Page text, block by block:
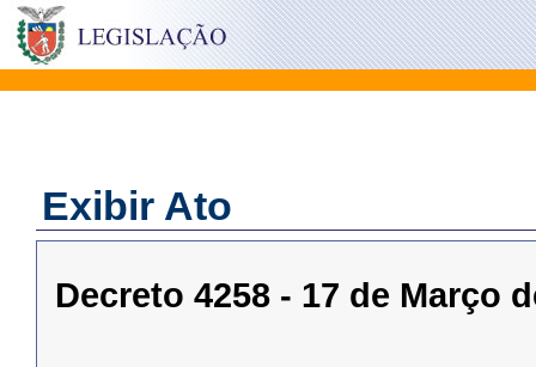
Exibir Ato
Decreto 4258 - 17 de Março